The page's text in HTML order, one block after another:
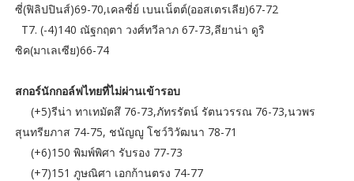
ซี่(ฟิลิปปินส์)69-70,เคลซี่ย์ เบนเน็ตต์(ออสเตรเลีย)67-72
T7. (-4)140 ณัฐกฤตา วงศ์ทวีลาภ 67-73,ลียาน่า ดูริ
ซิค(มาเลเซีย)66-74
สกอร์นักกอล์ฟไทยที่ไม่ผ่านเข้ารอบ
(+5)รีน่า ทาเทมัตสึ 76-73,ภัทรรัตน์ รัตนวรรณ 76-73,นวพร
สุนทรียภาส 74-75, ชนัญญู โชว์วิวัฒนา 78-71
(+6)150 พิมพ์พิศา รับรอง 77-73
(+7)151 ภูษณิศา เอกก้านตรง 74-77